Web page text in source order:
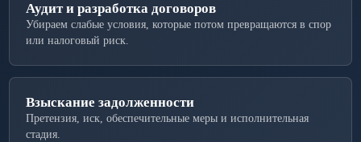
Аудит и разработка договоров
Убираем слабые условия, которые потом превращаются в спор
или налоговый риск.
Взыскание задолженности
Претензия, иск, обеспечительные меры и исполнительная
стадия.